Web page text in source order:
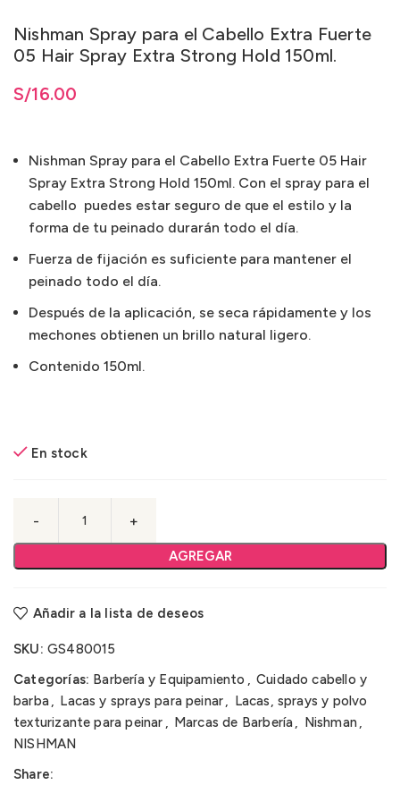
Nishman Spray para el Cabello Extra Fuerte
05 Hair Spray Extra Strong Hold 150ml.
S/16.00
Nishman Spray para el Cabello Extra Fuerte 05 Hair
Spray Extra Strong Hold 150ml. Con el spray para el
cabello puedes estar seguro de que el estilo y la
forma de tu peinado durarán todo el día.
Fuerza de fijación es suficiente para mantener el
peinado todo el día.
Después de la aplicación, se seca rápidamente y los
mechones obtienen un brillo natural ligero.
Contenido 150ml.
En stock
AGREGAR
Añadir a la lista de deseos
SKU: GS480015
Categorías: Barbería y Equipamiento , Cuidado cabello y
barba, Lacas y sprays para peinar, Lacas, sprays y polvo
texturizante para peinar , Marcas de Barbería, Nishman,
NISHMAN
Share: